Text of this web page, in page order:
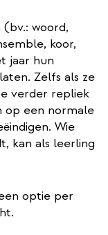
woord,
koor,
jaar hun
Zelfs als ze
verder repliek
op een normale
Wie
kan als leerling
optie per